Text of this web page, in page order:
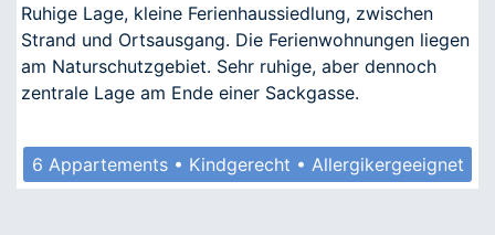
Ruhige Lage, kleine Ferienhaussiedlung, zwischen
Strand und Ortsausgang. Die Ferienwohnungen liegen
am Naturschutzgebiet. Sehr ruhige, aber dennoch
zentrale Lage am Ende einer Sackgasse.
6 Appartements • Kindgerecht • Allergikergeeignet